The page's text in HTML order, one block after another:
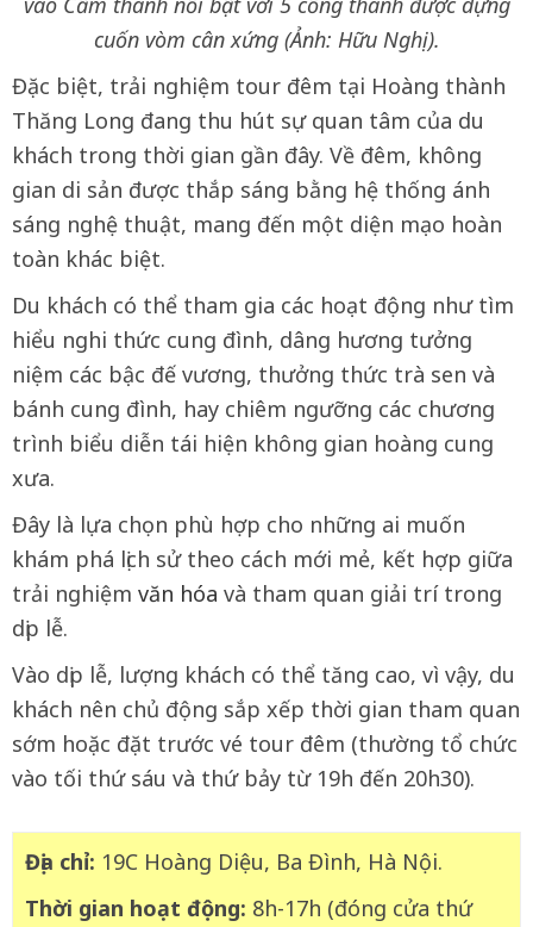
cuốn vòm cân xứng (Ảnh: Hữu Nghị).
Đặc biệt, trải nghiệm tour đêm tại Hoàng thành
Thăng Long đang thu hút sự quan tâm của du
khách trong thời gian gần đây. Về đêm, không
gian di sản được thắp sáng bằng hệ thống ánh
sáng nghệ thuật, mang đến một diện mạo hoàn
toàn khác biệt.
Du khách có thể tham gia các hoạt động như tìm
hiểu nghi thức cung đình, dâng hương tưởng
niệm các bậc đế vương, thưởng thức trà sen và
bánh cung đình, hay chiêm ngưỡng các chương
trình biểu diễn tái hiện không gian hoàng cung
xưa.
Đây là lựa chọn phù hợp cho những ai muốn
khám phá lịch sử theo cách mới mẻ, kết hợp giữa
trải nghiệm văn hóa và tham quan giải trí trong
dịp lễ.
Vào dịp lễ, lượng khách có thể tăng cao, vì vậy, du
khách nên chủ động sắp xếp thời gian tham quan
sớm hoặc đặt trước vé tour đêm (thường tổ chức
vào tối thứ sáu và thứ bảy từ 19h đến 20h30).
Địa chỉ: 19C Hoàng Diệu, Ba Đình, Hà Nội.
Thời gian hoạt động: 8h-17h (đóng cửa thứ